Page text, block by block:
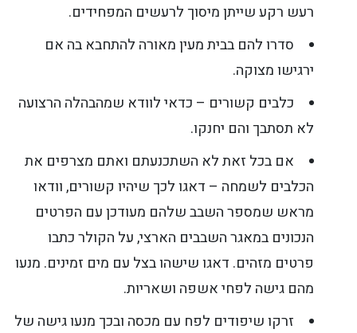
רעש רקע שייתן מיסוך לרעשים המפחידים.
סדרו להם בבית מעין מאורה להתחבא בה אם
ירגישו מצוקה.
כלבים קשורים – כדאי לוודא שמהבהלה הרצועה
לא תסתבך והם יחנקו.
אם בכל זאת לא השתכנעתם ואתם מצרפים את
הכלבים לשמחה – דאגו לכך שיהיו קשורים, וודאו
מראש שמספר השבב שלהם מעודכן עם הפרטים
הנכונים במאגר השבבים הארצי, על הקולר כתבו
פרטים מזהים. דאגו שישהו בצל עם מים זמינים. מנעו
מהם גישה לפחי אשפה ושאריות.
זרקו שיפודים לפח עם מכסה ובכך מנעו גישה של